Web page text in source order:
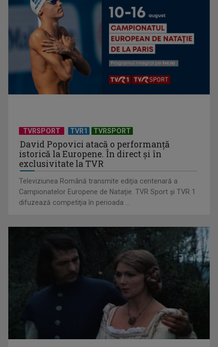
„Cerul” trupei Proconsul – a şasea cea mai votată piesă în
concursul „Cerbul ...
TVRSPORT TVR1 TVRSPORT
David Popovici atacă o performanţă
istorică la Europene. În direct şi în
exclusivitate la TVR
Televiziunea Română transmite ediţia centenară a
Campionatelor Europene de Nataţie. TVR Sport şi TVR 1
difuzează competiţia în perioada ...